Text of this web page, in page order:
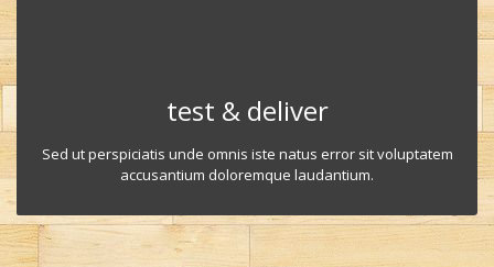
test & deliver
Sed ut perspiciatis unde omnis iste natus error sit voluptatem
accusantium doloremque laudantium.